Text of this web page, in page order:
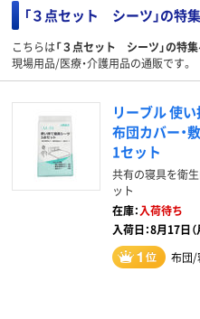
「３点セット シーツ」の特集
こちらは「３点セット シーツ」の特集
現場用品/医療・介護用品の通販です。
リーブル 使
布団カバー・
1セット
共有の寝具を衛
ット
在庫：入荷待ち
入荷日：8月17日（
布団/